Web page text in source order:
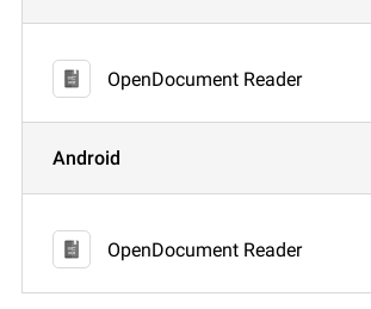
OpenDocument Reader
Android
OpenDocument Reader